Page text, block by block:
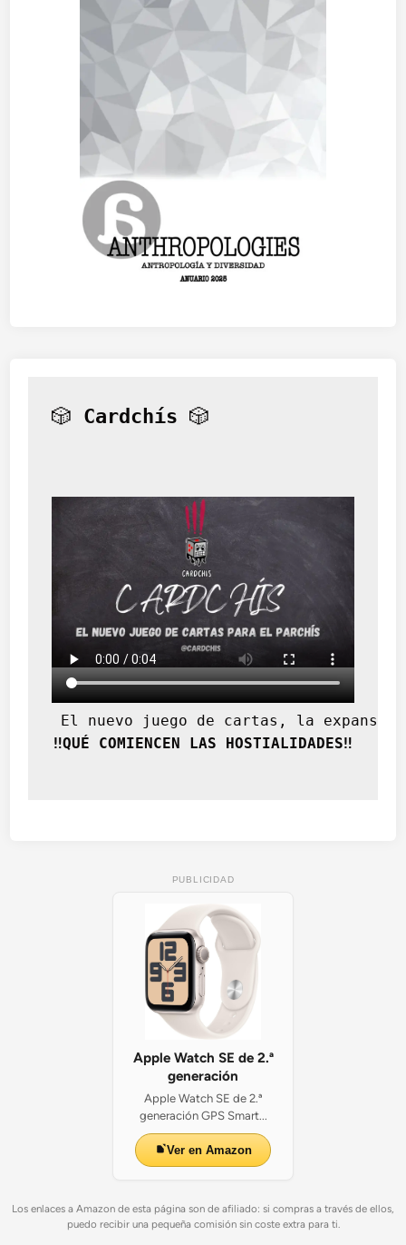
🎲 Cardchís 🎲
El nuevo juego de cartas, la
‼️QUÉ COMIENCEN LAS HOSTIALIDADES‼️
PUBLICIDAD
Apple Watch SE de 2.ª
generación
Apple Watch SE de 2.ª
generación GPS Smart...
Ver en Amazon
Los enlaces a Amazon de esta página son de afiliado: si compras a través de ellos,
puedo recibir una pequeña comisión sin coste extra para ti.